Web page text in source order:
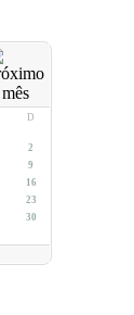
D
2
9
16
23
30